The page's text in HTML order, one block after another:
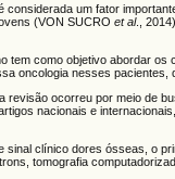
considerada um fator
(VON SUCROet al.,
tem como objetivo abordar
oncologia nesses
revisão ocorreu por meio de
nacionais e
sinal clínico dores ósseas, o
tomografia